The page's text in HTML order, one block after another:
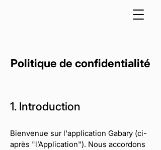
Politique de confidentialité
1. Introduction
Bienvenue sur l'application Gabary (ci-
après "l’Application"). Nous accordons